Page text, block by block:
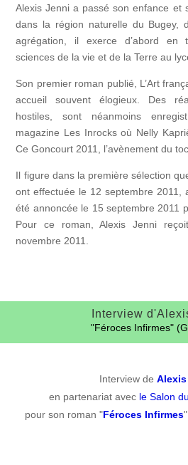
Alexis Jenni a passé son enfance et
dans la région naturelle du Bugey,
agrégation, il exerce d’abord en
sciences de la vie et de la Terre au
Son premier roman publié, L’Art
accueil souvent élogieux. Des
hostiles, sont néanmoins
magazine Les Inrocks où Nelly
Ce Goncourt 2011, l’avènement du
Il figure dans la première sélection
ont effectuée le 12 septembre 2011,
été annoncée le 15 septembre 2011
Pour ce roman, Alexis Jenni
novembre 2011.
Interview
"Féroces Infirmes"
Interview de
en partenariat avec le Salon
pour son roman "Féroces Infirmes